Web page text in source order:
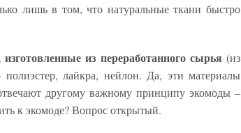
лишь в том, что натуральные ткани быстро
изготовленные из переработанного сырья (из
лайкра, нейлон. Да, эти материалы
другому важному принципу экомоды –
к экомоде? Вопрос открытый.